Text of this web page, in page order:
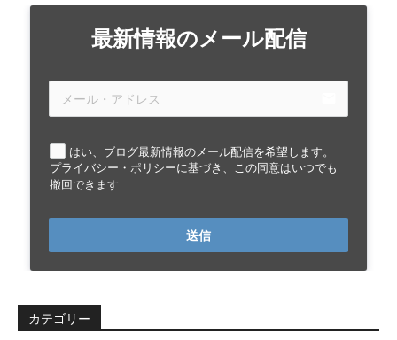
最新情報のメール配信
はい、ブログ最新情報のメール配信を希望します。
プライバシー・ポリシーに基づき、この同意はいつでも
撤回できます
送信
カテゴリー